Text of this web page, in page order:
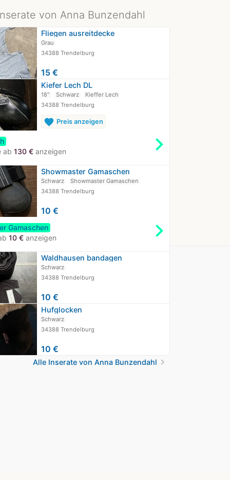
von Anna Bunzendahl
Fliegen ausreitdecke
Grau
34388 Trendelburg
15 €
Kiefer Lech DL
18" Schwarz
Kieffer Lech
34388 Trendelburg
favorite Preis anzeigen
ab 130 € anzeigen chevron_right
Showmaster Gamaschen
Schwarz
Showmaster Gamaschen
34388 Trendelburg
10 €
Gamaschen
10 € anzeigen chevron_right
Waldhausen bandagen
Schwarz
34388 Trendelburg
10 €
Hufglocken
Schwarz
34388 Trendelburg
10 €
Alle Inserate von Anna Bunzendahl chevron_right